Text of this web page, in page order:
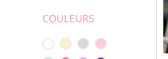
COULEURS